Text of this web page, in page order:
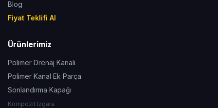
Blog
Fiyat Teklifi Al
Ürünlerimiz
Polimer Drenaj Kanalı
Polimer Kanal Ek Parça
Sonlandırma Kapağı
Kompozit Izgara